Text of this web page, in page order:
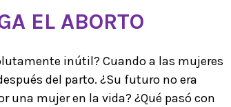
EL ABORTO
inútil? Cuando a las mujeres
del parto. ¿Su futuro no era
una mujer en la vida? ¿Qué pasó con